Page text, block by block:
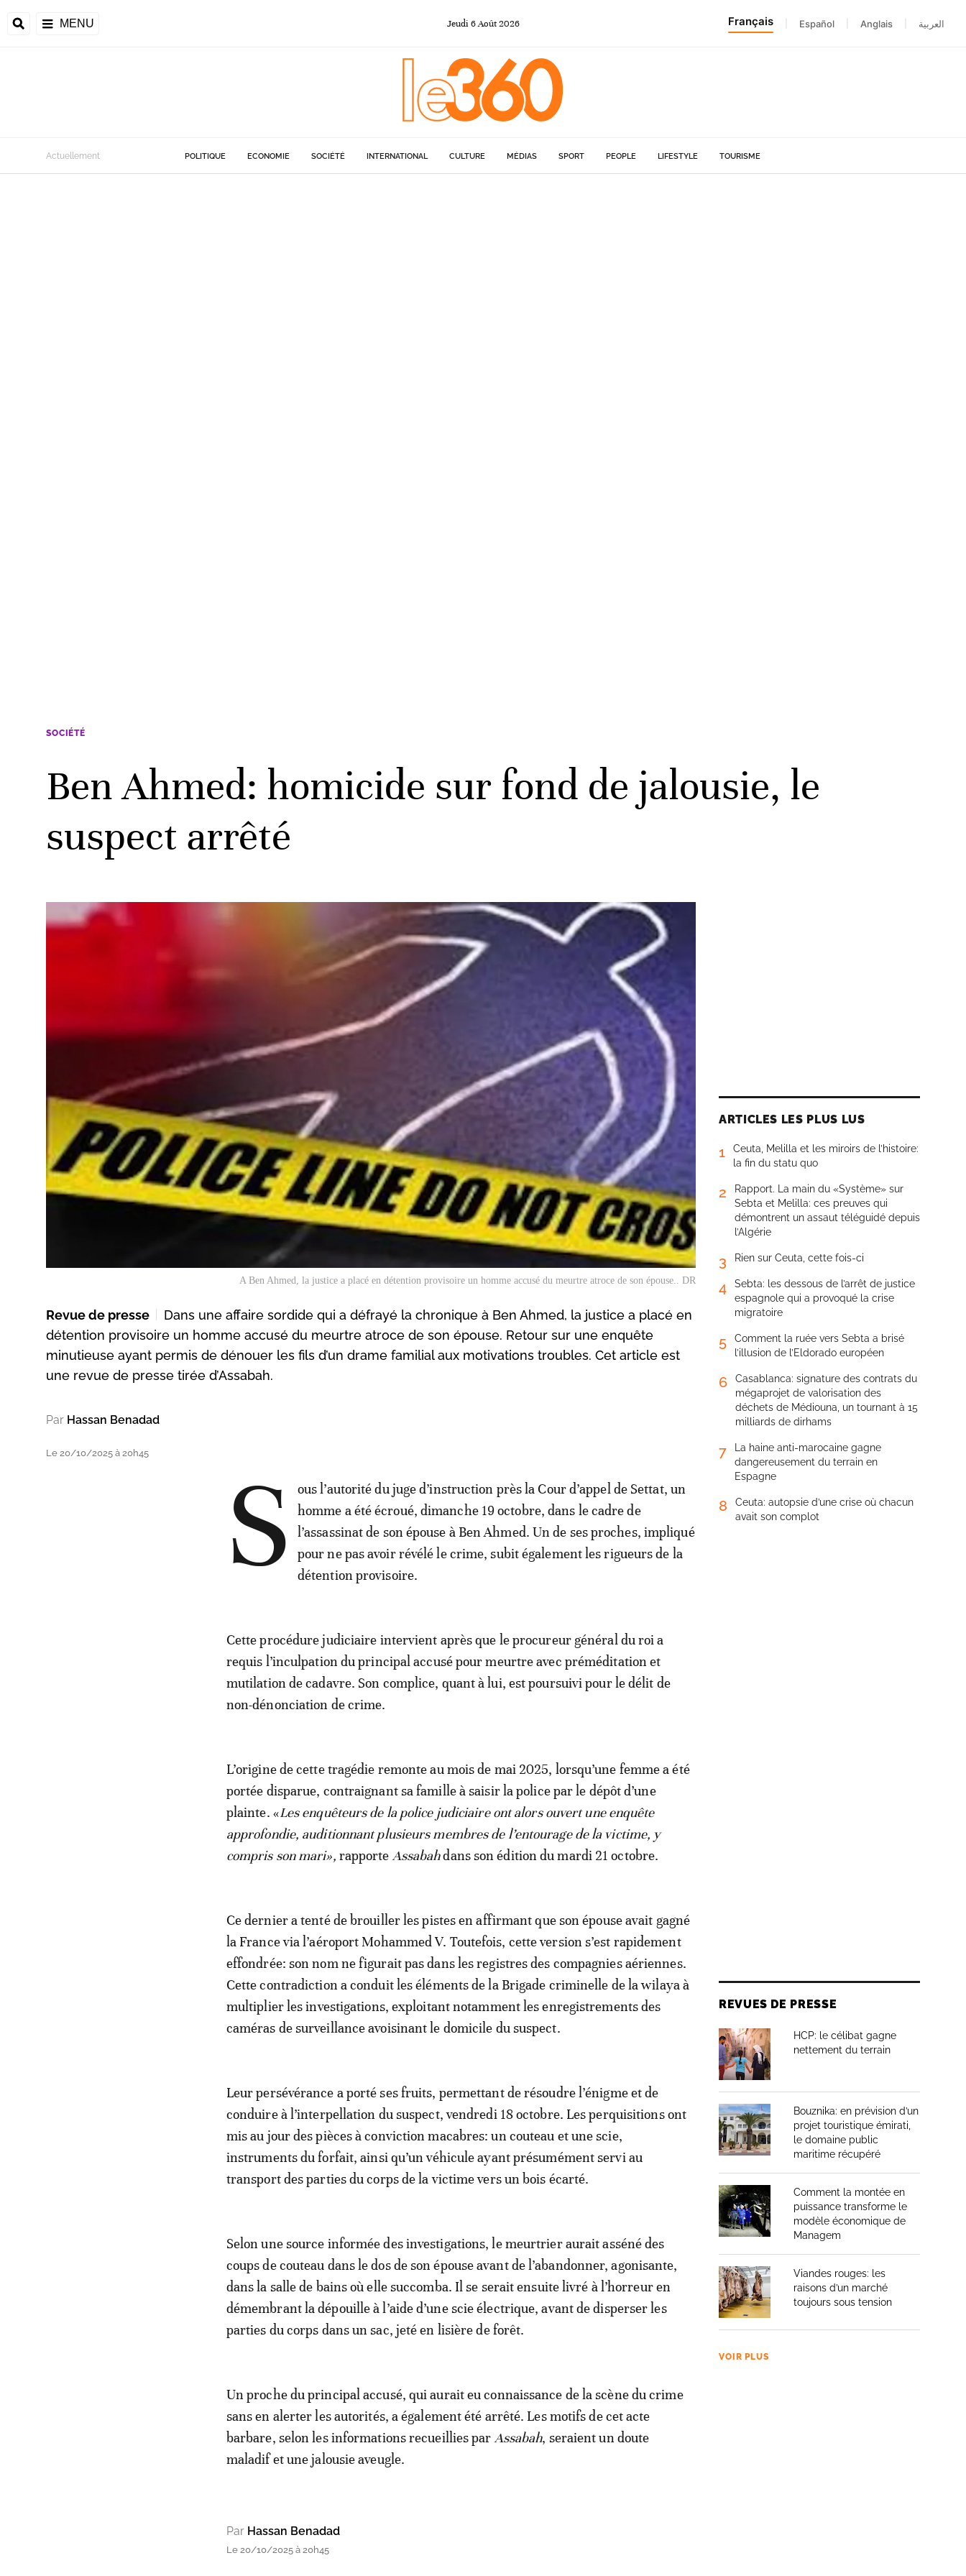
MENU Jeudi 6Août 2026 Français Español Anglais العربية
Actuellement POLITIQUE ECONOMIE SOCIÉTÉ INTERNATIONAL CULTURE MÉDIAS SPORT PEOPLE LIFESTYLE TOURISME
SOCIÉTÉ
Ben Ahmed: homicide sur fond de jalousie, le
suspect arrêté
A Ben Ahmed, la justice a placé en détention provisoire un homme accusé du meurtre atroce de son épouse.. DR
Revue de presse
Dans une affaire sordide qui a défrayé la chronique à Ben Ahmed, la justice a placé en
détention provisoire un homme accusé du meurtre atroce de son épouse. Retour sur une enquête
minutieuse ayant permis de dénouer les fils d’un drame familial aux motivations troubles. Cet article est
une revue de presse tirée d’Assabah.
Par Hassan Benadad
Le 20/10/2025 à 20h45 S
ous l’autorité du juge d’instruction près la Cour d’appel de Settat, un
homme a été écroué, dimanche 19 octobre, dans le cadre de
l’assassinat de son épouse à Ben Ahmed. Un de ses proches, impliqué
pour ne pas avoir révélé le crime, subit également les rigueurs de la
détention provisoire.
Cette procédure judiciaire intervient après que le procureur général du roi a
requis l’inculpation du principal accusé pour meurtre avec préméditation et
mutilation de cadavre. Son complice, quant à lui, est poursuivi pour le délit de
non-dénonciation de crime.
L’origine de cette tragédie remonte au mois de mai 2025, lorsqu’une femme a été
portée disparue, contraignant sa famille à saisir la police par le dépôt d’une
plainte. «Les enquêteurs de la police judiciaire ont alors ouvert une enquête
approfondie, auditionnant plusieurs membres de l’entourage de la victime, y
compris son mari», rapporte Assabahdans son édition du mardi 21 octobre.
Ce dernier a tenté de brouiller les pistes en affirmant que son épouse avait gagné
la France via l’aéroport Mohammed V. Toutefois, cette version s’est rapidement
effondrée: son nom ne figurait pas dans les registres des compagnies aériennes.
Cette contradiction a conduit les éléments de la Brigade criminelle de la wilaya à
multiplier les investigations, exploitant notamment les enregistrements des
caméras de surveillance avoisinant le domicile du suspect.
Leur persévérance a porté ses fruits, permettant de résoudre l’énigme et de
conduire à l’interpellation du suspect, vendredi 18 octobre. Les perquisitions ont
mis au jour des pièces à conviction macabres: un couteau et une scie,
instruments du forfait, ainsi qu’un véhicule ayant présumément servi au
transport des parties du corps de la victime vers un bois écarté.
Selon une source informée des investigations, le meurtrier aurait asséné des
coups de couteau dans le dos de son épouse avant de l’abandonner, agonisante,
dans la salle de bains où elle succomba. Il se serait ensuite livré à l’horreur en
démembrant la dépouille à l’aide d’une scie électrique, avant de disperser les
parties du corps dans un sac, jeté en lisière de forêt.
Un proche du principal accusé, qui aurait eu connaissance de la scène du crime
sans en alerter les autorités, a également été arrêté. Les motifs de cet acte
barbare, selon les informations recueillies par Assabah, seraient un doute
maladif et une jalousie aveugle.
Par Hassan Benadad
Le 20/10/2025 à 20h45
ARTICLES LES PLUS LUS
1
Ceuta, Melilla et les miroirs de l’histoire:
la fin du statu quo
2
Rapport. La main du «Système» sur
Sebta et Melilla: ces preuves qui
démontrent un assaut téléguidé depuis
l’Algérie
3 Rien sur Ceuta, cette fois-ci
4
Sebta: les dessous de l’arrêt de justice
espagnole qui a provoqué la crise
migratoire
5
Comment la ruée vers Sebta a brisé
l’illusion de l’Eldorado européen
6
Casablanca: signature des contrats du
mégaprojet de valorisation des
déchets de Médiouna, un tournant à 15
milliards de dirhams
7
La haine anti-marocaine gagne
dangereusement du terrain en
Espagne
8
Ceuta: autopsie d’une crise où chacun
avait son complot
REVUES DE PRESSE
HCP: le célibat gagne
nettement du terrain
Bouznika: en prévision d’un
projet touristique émirati,
le domaine public
maritime récupéré
Comment la montée en
puissance transforme le
modèle économique de
Managem
Viandes rouges: les
raisons d’un marché
toujours sous tension
VOIR PLUS